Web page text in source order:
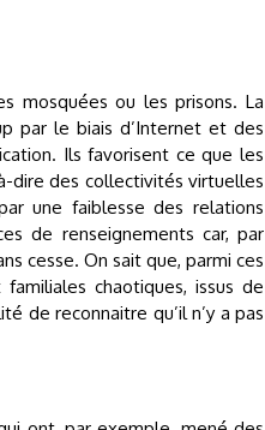
mosquées ou les prisons. La
par le biais d’Internet et des
Ils favorisent ce que les
dire des collectivités virtuelles
une faiblesse des relations
de renseignements car, par
cesse. On sait que, parmi ces
chaotiques, issus de
de reconnaitre qu’il n’y a pas